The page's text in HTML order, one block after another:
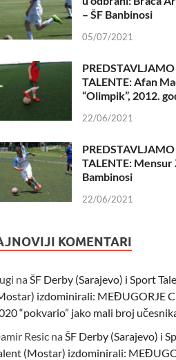
– ŠF Banbinosi
05/07/2021
TALENTE: Afan
“Olimpik”, 2012.
22/06/2021
TALENTE: Mensur
Bambinosi
22/06/2021
KOMENTARI
na ŠF Derby (Sarajevo) i Sport
izdominirali: MEĐUGORJE
“pokvario” jako mali broj
Resic na ŠF Derby (Sarajevo) i
(Mostar) izdominirali: